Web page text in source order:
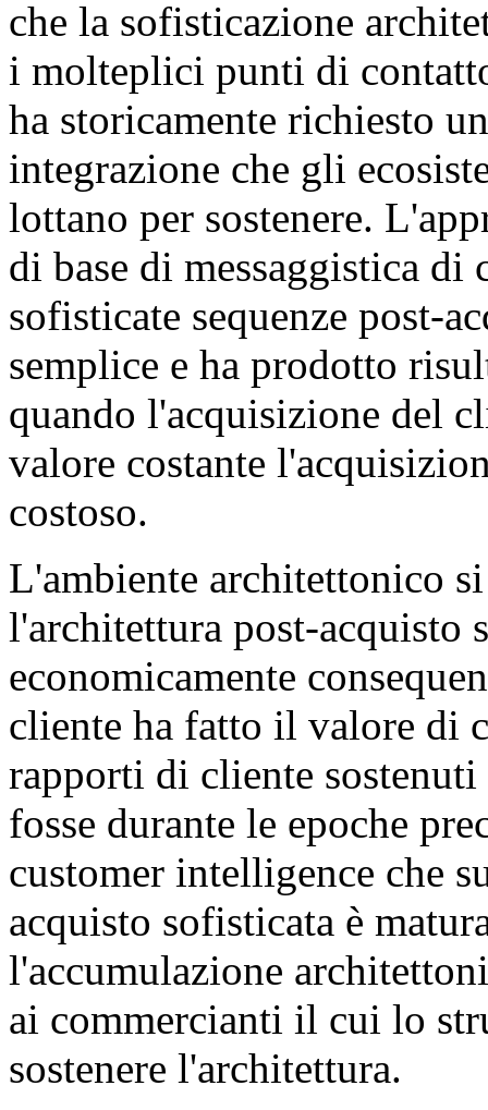
che la sofisticazione
i molteplici punti di
ha storicamente richiesto
integrazione che gli
lottano per sostenere.
di base di messaggistica di
sofisticate sequenze post-
semplice e ha prodotto
quando l'acquisizione del
valore costante
costoso.
L'ambiente architettonico
l'architettura post-acquisto
economicamente
cliente ha fatto il valore di
rapporti di cliente
fosse durante le epoche
customer intelligence che
acquisto sofisticata è
l'accumulazione
ai commercianti il cui lo
sostenere l'architettura.